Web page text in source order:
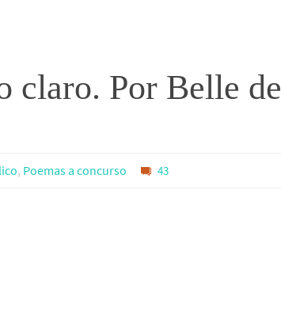
claro. Por Belle de
, Poemas a concurso 43